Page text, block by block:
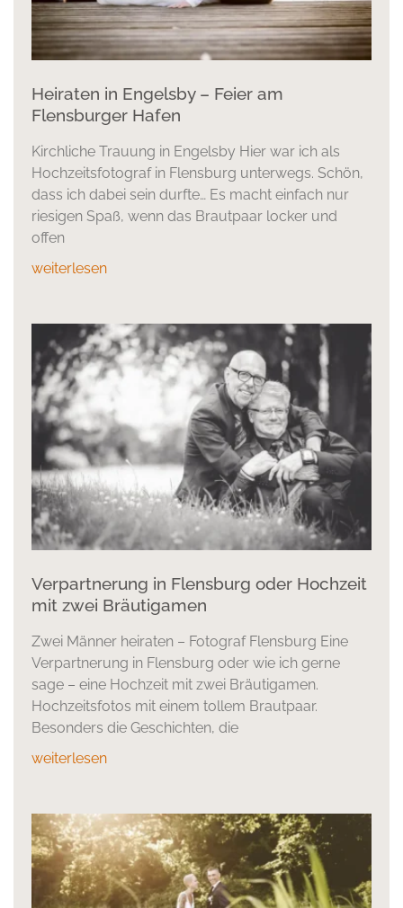
Heiraten in Engelsby – Feier am
Flensburger Hafen
Kirchliche Trauung in Engelsby Hier war ich als
Hochzeitsfotograf in Flensburg unterwegs. Schön,
dass ich dabei sein durfte… Es macht einfach nur
riesigen Spaß, wenn das Brautpaar locker und
offen
weiterlesen
Verpartnerung in Flensburg oder Hochzeit
mit zwei Bräutigamen
Zwei Männer heiraten – Fotograf Flensburg Eine
Verpartnerung in Flensburg oder wie ich gerne
sage – eine Hochzeit mit zwei Bräutigamen.
Hochzeitsfotos mit einem tollem Brautpaar.
Besonders die Geschichten, die
weiterlesen